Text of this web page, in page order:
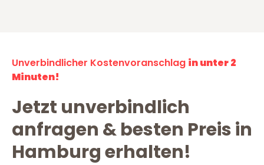
Unverbindlicher Kostenvoranschlag in unter 2
Minuten!
Jetzt unverbindlich
anfragen & besten Preis in
Hamburg erhalten!